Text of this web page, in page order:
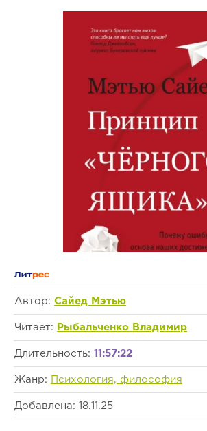
Автор: Сайед Мэтью
Читает: Рыбальченко Владимир
Длительность: 11:57:22
Жанр: Психология, философия
Добавлена: 18.11.25